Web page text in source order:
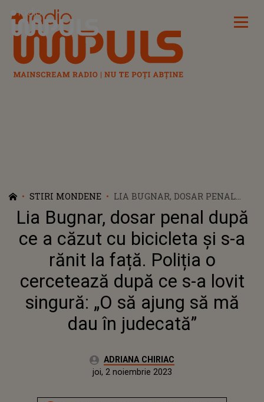
Radio Impuls
STIRI MONDENE
LIA BUGNAR, DOSAR PENAL
DUPĂ CE A CĂZUT CU
BICICLETA ȘI S-A RĂNIT LA
FAȚĂ. POLIȚIA O CERCETEAZĂ
DUPĂ CE S-A LOVIT SINGURĂ: „O
SĂ AJUNG SĂ MĂ DAU ÎN
JUDECATĂ”
Lia Bugnar, dosar penal după
ce a căzut cu bicicleta și s-a
rănit la față. Poliția o
cercetează după ce s-a lovit
singură: „O să ajung să mă
dau în judecată”
Autor:ADRIANA CHIRIAC
miercuri, 2 noiembrie 2022Actualizat:
joi, 2 noiembrie 2023